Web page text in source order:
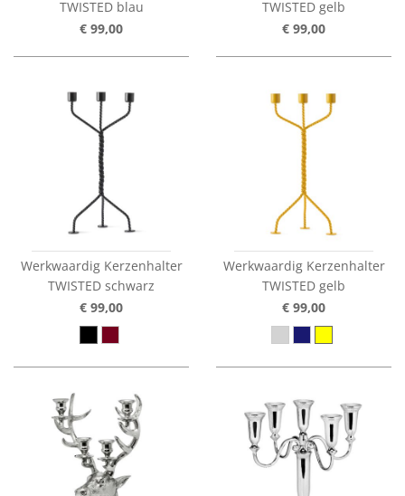
TWISTED blau
€ 99,00
TWISTED gelb
€ 99,00
Werkwaardig Kerzenhalter
TWISTED schwarz
€ 99,00
Werkwaardig Kerzenhalter
TWISTED gelb
€ 99,00